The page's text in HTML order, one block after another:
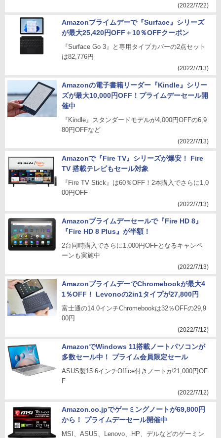
(2022/7/22)
Amazonプライムデーで『Surface』シリーズ
が最大25,420円OFF＋10％OFFクーポン
『Surface Go 3』と専用タイプカバーの2点セット
は82,776円
(2022/7/13)
Amazonの電子書籍リーダー『Kindle』シリー
ズが最大10,000円OFF！プライムデーセール開
催中
『Kindle』スタンダードモデルが4,000円OFFの6,9
80円OFFなど
(2022/7/13)
Amazonで『Fire TV』シリーズが爆安！ Fire
TV 搭載テレビもセール対象
『Fire TV Stick』は60％OFF！2本購入でさらに1,0
00円OFF
(2022/7/13)
Amazonプライムデーセールで『Fire HD 8』
『Fire HD 8 Plus』が半額！
2台同時購入でさらに1,000円OFFとなるキャンペ
ーンも実施中
(2022/7/13)
AmazonプライムデーでChromebookが最大4
1％OFF！ Levonoの2in1タイプが27,800円
富士通の14.0インチChromebookは32％OFFの29,9
00円
(2022/7/12)
AmazonでWindows 11搭載ノートパソコンが
多数セール中！ プライム会員限定セール
ASUS製15.6インチOffice付きノートが21,000円OF
F
(2022/7/12)
Amazon.co.jpでゲーミングノートが69,800円
から！ プライムデーセール開催中
MSI、ASUS、Lenovo、HP、デルなどのゲーミン